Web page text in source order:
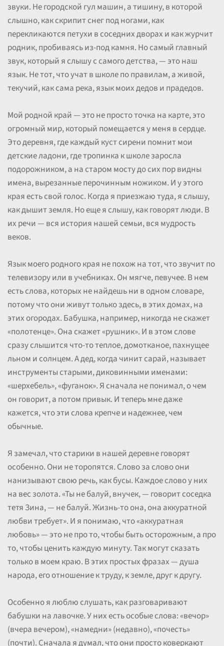
звуки. Не городской гул машин, а тишину, в которой
слышно, как скрипит снег под ногами, как
перекликаются петухи в соседних дворах и как журчит
родник, пробиваясь из-под камня. Но самый главный
звук, который я слышу с самого детства, — это наш
язык. Не тот, что учат в школе по правилам, а живой,
текучий, как сама река, язык моих дедов и прадедов.
Мой родной край — это не просто точка на карте, это
огромный мир, который помещается у меня в сердце.
Это деревня, где каждый куст сирени помнит мои
детские ладони, где тропинка к школе заросла
подорожником, а на старом мосту до сих пор видны
имена, вырезанные перочинным ножиком. И у этого
края есть свой голос. Когда я приезжаю туда, я слышу,
как дышит земля. Но еще я слышу, как говорят люди. В
их речи — вся история нашей семьи, вся мудрость
веков.
Язык моего родного края не похож на тот, что звучит по
телевизору или в учебниках. Он мягче, певучее. В нем
есть слова, которых не найдешь ни в одном словаре,
потому что они живут только здесь, в этих домах, на
этих огородах. Бабушка, например, никогда не скажет
«полотенце». Она скажет «рушник». И в этом слове
сразу слышится что-то теплое, домотканое, пахнущее
льном и солнцем. А дед, когда чинит сарай, называет
инструменты старыми, диковинными именами:
«шерхебель», «фуганок». Я сначала не понимал, о чем
он говорит, а потом привык. И теперь мне даже
кажется, что эти слова крепче и надежнее, чем
обычные.
Я замечал, что старики в нашей деревне говорят
особенно. Они не торопятся. Слово за слово они
нанизывают свою речь, как бусы. Каждое слово у них
на вес золота. «Ты не балуй, внучек, — говорит соседка
тетя Зина, — не балуй. Жизнь-то она, она аккуратной
любви требует». И я понимаю, что «аккуратная
любовь» — это не про то, чтобы быть осторожным, а про
то, чтобы ценить каждую минуту. Так могут сказать
только в моем краю. В этих простых фразах — душа
народа, его отношение к труду, к земле, друг к другу.
Особенно я люблю слушать, как разговаривают
бабушки на лавочке. У них есть особые слова: «вечор»
(вчера вечером), «намедни» (недавно), «почесть»
(почти). Сначала я думал, что они просто коверкают